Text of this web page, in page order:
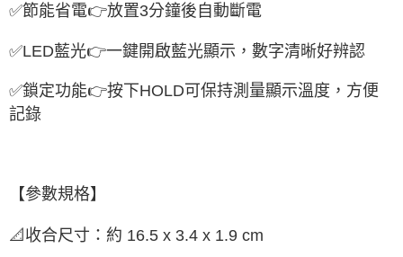
✅節能省電👉放置3分鐘後自動斷電
✅LED藍光👉一鍵開啟藍光顯示，數字清晰好辨認
✅鎖定功能👉按下HOLD可保持測量顯示溫度，方便
記錄
【參數規格】
📐 收合尺寸：約 16.5 x 3.4 x 1.9 cm